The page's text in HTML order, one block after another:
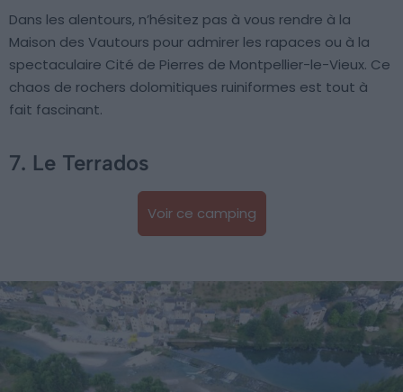
Dans les alentours, n’hésitez pas à vous rendre à la
Maison des Vautours pour admirer les rapaces ou à la
spectaculaire Cité de Pierres de Montpellier-le-Vieux. Ce
chaos de rochers dolomitiques ruiniformes est tout à
fait fascinant.
7. Le Terrados
Voir ce camping